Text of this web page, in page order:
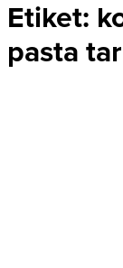
Etiket:
pasta